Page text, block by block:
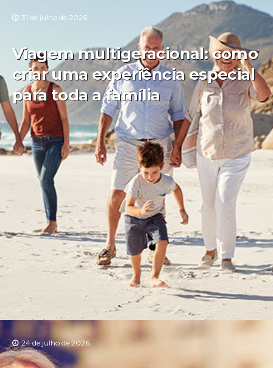
31 de julho de 2026
Viagem multigeracional: como
criar uma experiência especial
para toda a família
24 de julho de 2026